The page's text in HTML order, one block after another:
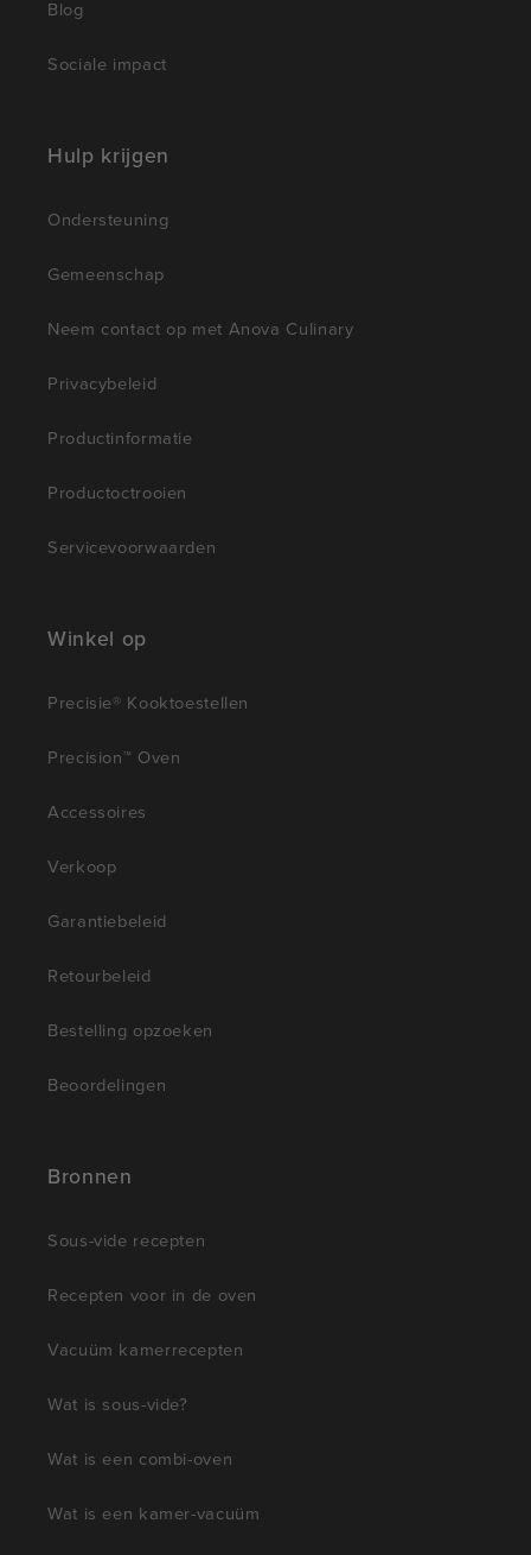
Blog
Sociale impact
Hulp krijgen
Ondersteuning
Gemeenschap
Neem contact op met Anova Culinary
Privacybeleid
Productinformatie
Productoctrooien
Servicevoorwaarden
Winkel op
Precisie® Kooktoestellen
Precision™ Oven
Accessoires
Verkoop
Garantiebeleid
Retourbeleid
Bestelling opzoeken
Beoordelingen
Bronnen
Sous-vide recepten
Recepten voor in de oven
Vacuüm kamerrecepten
Wat is sous-vide?
Wat is een combi-oven
Wat is een kamer-vacuüm